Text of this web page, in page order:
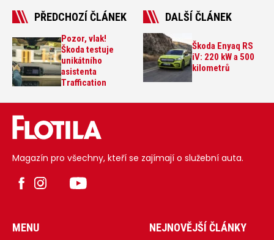
PŘEDCHOZÍ ČLÁNEK
Pozor, vlak!
Škoda testuje
unikátního
asistenta
Traffication
DALŠÍ ČLÁNEK
Škoda Enyaq RS
iV: 220 kW a 500
kilometrů
Magazín pro všechny, kteří se zajímají o služební auta.
MENU NEJNOVĚJŠÍ ČLÁNKY